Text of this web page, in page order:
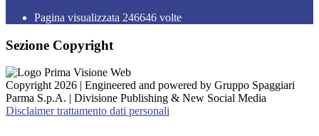
Pagina visualizzata 246646 volte
Sezione Copyright
Copyright 2026 | Engineered and powered by Gruppo Spaggiari
Parma S.p.A. | Divisione Publishing & New Social Media
Disclaimer trattamento dati personali